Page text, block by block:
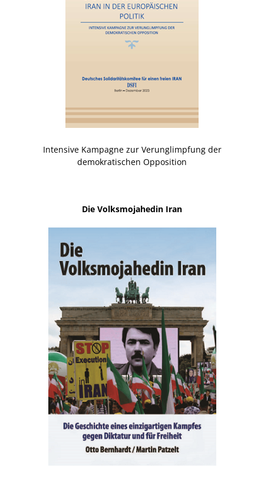
Intensive Kampagne zur Verunglimpfung der
demokratischen Opposition
Die Volksmojahedin Iran